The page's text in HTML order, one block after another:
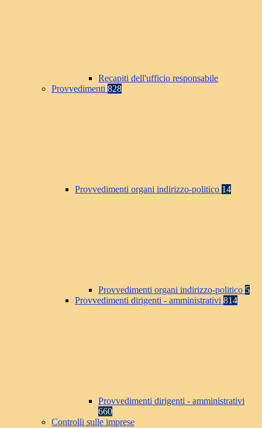
Recapiti dell'ufficio responsabile
Provvedimenti 828
Provvedimenti organi indirizzo-politico 14
Provvedimenti organi indirizzo-politico 5
Provvedimenti dirigenti - amministrativi 814
Provvedimenti dirigenti - amministrativi
660
Controlli sulle imprese